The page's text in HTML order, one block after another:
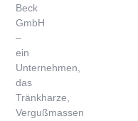
Beck
GmbH
–
ein
Unternehmen,
das
Tränkharze,
Vergußmassen